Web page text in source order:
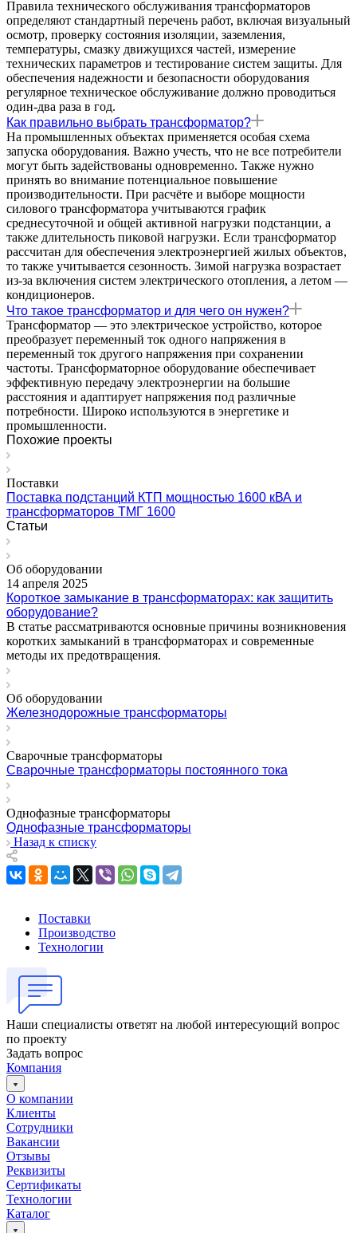
Правила технического обслуживания трансформаторов
определяют стандартный перечень работ, включая визуальный
осмотр, проверку состояния изоляции, заземления,
температуры, смазку движущихся частей, измерение
технических параметров и тестирование систем защиты. Для
обеспечения надежности и безопасности оборудования
регулярное техническое обслуживание должно проводиться
один-два раза в год.
Как правильно выбрать трансформатор?
На промышленных объектах применяется особая схема
запуска оборудования. Важно учесть, что не все потребители
могут быть задействованы одновременно. Также нужно
принять во внимание потенциальное повышение
производительности. При расчёте и выборе мощности
силового трансформатора учитываются график
среднесуточной и общей активной нагрузки подстанции, а
также длительность пиковой нагрузки. Если трансформатор
рассчитан для обеспечения электроэнергией жилых объектов,
то также учитывается сезонность. Зимой нагрузка возрастает
из-за включения систем электрического отопления, а летом —
кондиционеров.
Что такое трансформатор и для чего он нужен?
Трансформатор — это электрическое устройство, которое
преобразует переменный ток одного напряжения в
переменный ток другого напряжения при сохранении
частоты. Трансформаторное оборудование обеспечивает
эффективную передачу электроэнергии на большие
расстояния и адаптирует напряжения под различные
потребности. Широко используются в энергетике и
промышленности.
Похожие проекты
Поставки
Поставка подстанций КТП мощностью 1600 кВА и
трансформаторов ТМГ 1600
Статьи
Об оборудовании
14 апреля 2025
Короткое замыкание в трансформаторах: как защитить
оборудование?
В статье рассматриваются основные причины возникновения
коротких замыканий в трансформаторах и современные
методы их предотвращения.
Об оборудовании
Железнодорожные трансформаторы
Сварочные трансформаторы
Cварочные трансформаторы постоянного тока
Однофазные трансформаторы
Однофазные трансформаторы
Назад к списку
Поставки
Производство
Технологии
Наши специалисты ответят на любой интересующий вопрос
по проекту
Задать вопрос
Компания
О компании
Клиенты
Сотрудники
Вакансии
Отзывы
Реквизиты
Сертификаты
Технологии
Каталог